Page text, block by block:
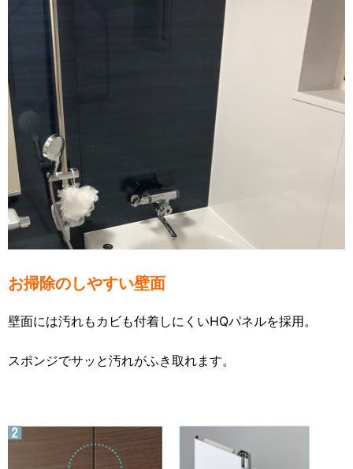
お掃除のしやすい壁面
壁面には汚れもカビも付着しにくいHQパネルを採用。
スポンジでサッと汚れがふき取れます。